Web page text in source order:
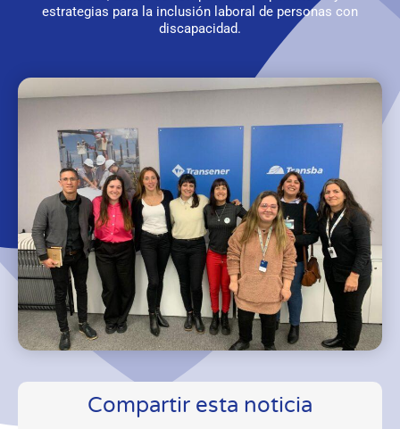
estrategias para la inclusión laboral de personas con
discapacidad.
Compartir esta noticia